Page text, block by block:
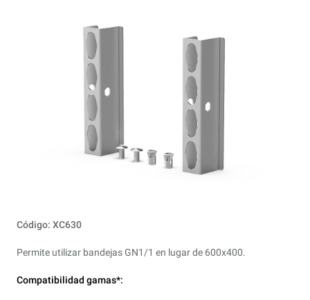
Código: XC630
Permite utilizar bandejas GN1/1 en lugar de 600x400.
Compatibilidad gamas*: